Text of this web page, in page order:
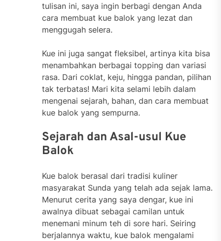
tulisan ini, saya ingin berbagi dengan Anda
cara membuat kue balok yang lezat dan
menggugah selera.
Kue ini juga sangat fleksibel, artinya kita bisa
menambahkan berbagai topping dan variasi
rasa. Dari coklat, keju, hingga pandan, pilihan
tak terbatas! Mari kita selami lebih dalam
mengenai sejarah, bahan, dan cara membuat
kue balok yang sempurna.
Sejarah dan Asal-usul Kue
Balok
Kue balok berasal dari tradisi kuliner
masyarakat Sunda yang telah ada sejak lama.
Menurut cerita yang saya dengar, kue ini
awalnya dibuat sebagai camilan untuk
menemani minum teh di sore hari. Seiring
berjalannya waktu, kue balok mengalami